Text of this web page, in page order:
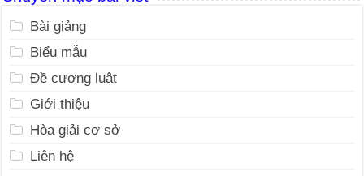
Bài giảng
Biểu mẫu
Đề cương luật
Giới thiệu
Hòa giải cơ sở
Liên hệ